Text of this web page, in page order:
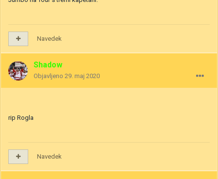
Navedek
Shadow
Objavljeno 29. maj 2020
rip Rogla
Navedek